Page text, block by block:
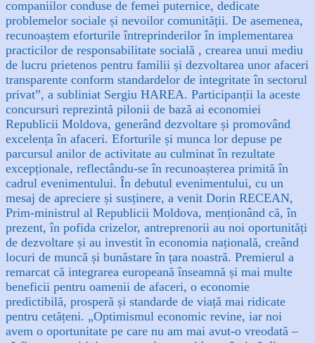
companiilor conduse de femei puternice, dedicate
problemelor sociale și nevoilor comunității. De asemenea,
recunoaștem eforturile întreprinderilor în implementarea
practicilor de responsabilitate socială , crearea unui mediu
de lucru prietenos pentru familii și dezvoltarea unor afaceri
transparente conform standardelor de integritate în sectorul
privat”, a subliniat Sergiu HAREA. Participanții la aceste
concursuri reprezintă pilonii de bază ai economiei
Republicii Moldova, generând dezvoltare și promovând
excelența în afaceri. Eforturile și munca lor depuse pe
parcursul anilor de activitate au culminat în rezultate
excepționale, reflectându-se în recunoașterea primită în
cadrul evenimentului. În debutul evenimentului, cu un
mesaj de apreciere și susținere, a venit Dorin RECEAN,
Prim-ministrul al Republicii Moldova, menționând că, în
prezent, în pofida crizelor, antreprenorii au noi oportunități
de dezvoltare și au investit în economia națională, creând
locuri de muncă și bunăstare în țara noastră. Premierul a
remarcat că integrarea europeană înseamnă și mai multe
beneficii pentru oamenii de afaceri, o economie
predictibilă, prosperă și standarde de viață mai ridicate
pentru cetățeni. „Optimismul economic revine, iar noi
avem o oportunitate pe care nu am mai avut-o vreodată –